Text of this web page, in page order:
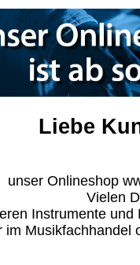
Liebe
unser Onlineshop
Vielen
Instrumente
im Musikfachhandel